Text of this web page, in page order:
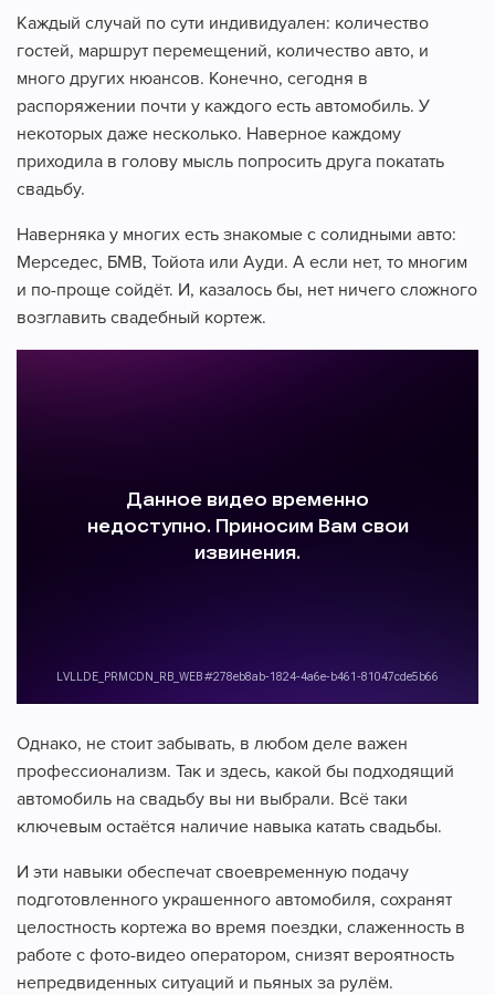
Каждый случай по сути индивидуален: количество
гостей, маршрут перемещений, количество авто, и
много других нюансов. Конечно, сегодня в
распоряжении почти у каждого есть автомобиль. У
некоторых даже несколько. Наверное каждому
приходила в голову мысль попросить друга покатать
свадьбу.
Наверняка у многих есть знакомые с солидными авто:
Мерседес, БМВ, Тойота или Ауди. А если нет, то многим
и по-проще сойдёт. И, казалось бы, нет ничего сложного
возглавить свадебный кортеж.
Однако, не стоит забывать, в любом деле важен
профессионализм. Так и здесь, какой бы подходящий
автомобиль на свадьбу вы ни выбрали. Всё таки
ключевым остаётся наличие навыка катать свадьбы.
И эти навыки обеспечат своевременную подачу
подготовленного украшенного автомобиля, сохранят
целостность кортежа во время поездки, слаженность в
работе с фото-видео оператором, снизят вероятность
непредвиденных ситуаций и пьяных за рулём.